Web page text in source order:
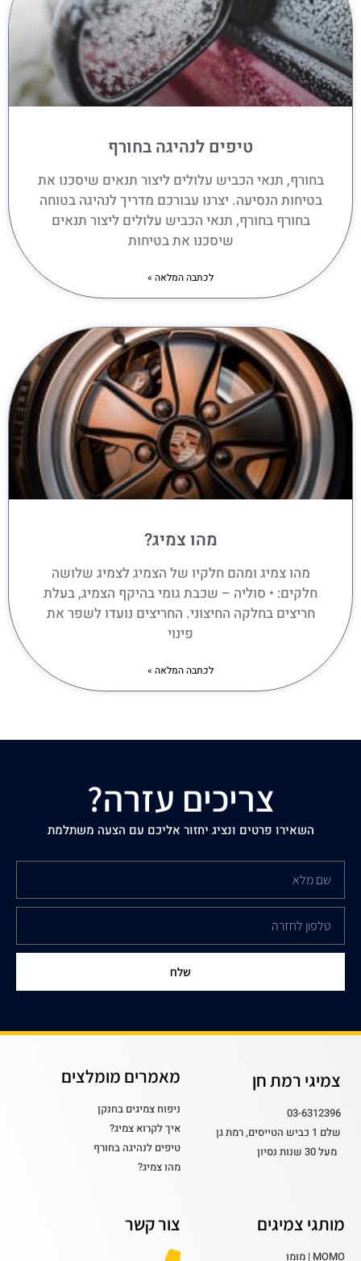
טיפים לנהיגה בחורף
בחורף, תנאי הכביש עלולים ליצור תנאים שיסכנו את
בטיחות הנסיעה. יצרנו עבורכם מדריך לנהיגה בטוחה
בחורף בחורף, תנאי הכביש עלולים ליצור תנאים
שיסכנו את בטיחות
לכתבה המלאה »
מהו צמיג?
מהו צמיג ומהם חלקיו של הצמיג לצמיג שלושה
חלקים: • סוליה – שכבת גומי בהיקף הצמיג, בעלת
חריצים בחלקה החיצוני. החריצים נועדו לשפר את
פינוי
לכתבה המלאה »
צריכים עזרה?
השאירו פרטים ונציג יחזור אליכם עם הצעה משתלמת
שלח
צמיגי רמת חן
03-6312396
שלם 1 כביש הטייסים, רמת גן
מעל 30 שנות נסיון
מאמרים מומלצים
ניפוח צמיגים בחנקן
איך לקרוא צמיג?
טיפים לנהיגה בחורף
מהו צמיג?
מותגי צמיגים
MOMO | מומו
צור קשר